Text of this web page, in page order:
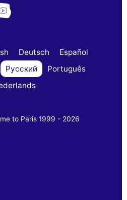
Deutsch
Español
Русский
Português
to Paris 1999 - 2026